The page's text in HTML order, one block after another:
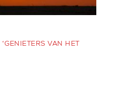
‘GENIETERS VAN HET